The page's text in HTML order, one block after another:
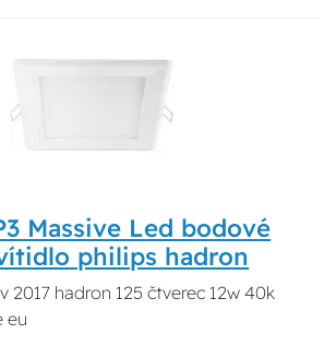
Massive Led bodové
philips hadron
2017 hadron 125 čtverec 12w 40k
eu